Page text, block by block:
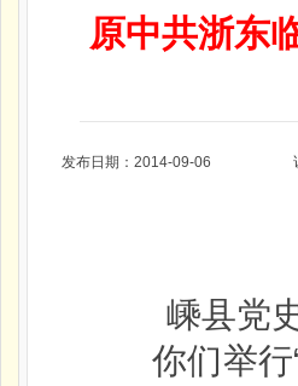
原中共浙东
发布日期：2014-09-06
嵊县党史
你们举行“